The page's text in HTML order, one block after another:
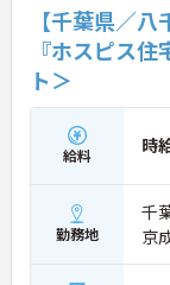
【千葉県／
『ホスピス
ト＞
給料 時
勤務地
千
京